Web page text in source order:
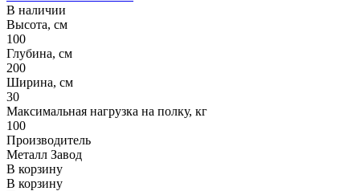
В наличии
Высота, см
100
Глубина, см
200
Ширина, см
30
Максимальная нагрузка на полку, кг
100
Производитель
Металл Завод
В корзину
В корзину